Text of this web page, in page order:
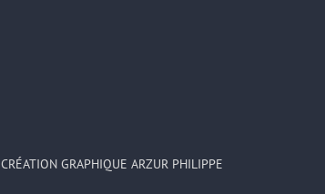
CRÉATION GRAPHIQUE ARZUR PHILIPPE